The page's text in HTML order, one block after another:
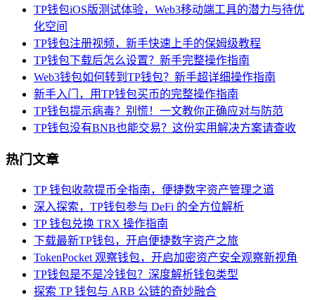
TP钱包iOS版测试体验，Web3移动端工具的潜力与待优
化空间
TP钱包注册视频，新手快速上手的保姆级教程
TP钱包下载后怎么设置？新手完整操作指南
Web3钱包如何转到TP钱包？新手超详细操作指南
新手入门，用TP钱包买币的完整操作指南
TP钱包提示病毒？别慌！一文教你正确应对与防范
TP钱包没有BNB也能交易？这份实用解决方案请查收
热门文章
TP 钱包收款提币全指南，便捷数字资产管理之道
深入探索，TP钱包参与 DeFi 的全方位解析
TP 钱包兑换 TRX 操作指南
下载最新TP钱包，开启便捷数字资产之旅
TokenPocket 观察钱包，开启加密资产安全观察新视角
TP钱包是不是冷钱包？深度解析钱包类型
探索 TP 钱包与 ARB 公链的奇妙融合